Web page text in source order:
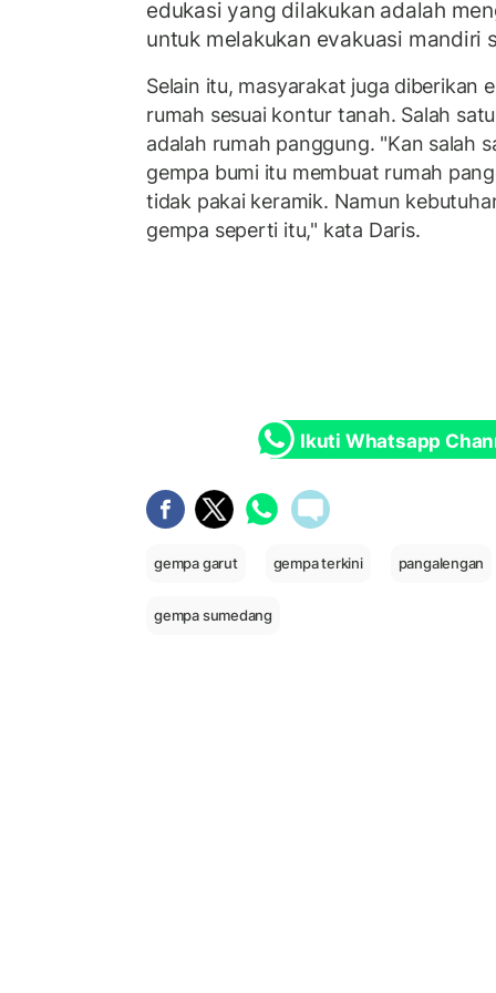
edukasi yang dilakukan adalah
untuk melakukan evakuasi
Selain itu, masyarakat juga diberikan
rumah sesuai kontur tanah. Salah
adalah rumah panggung. "Kan salah
gempa bumi itu membuat rumah
tidak pakai keramik. Namun
gempa seperti itu," kata Daris.
Ikuti Whatsapp
gempa garut gempa terkini pangalengan
gempa sumedang